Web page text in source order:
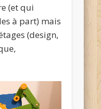
(et qui
à part) mais
(design,